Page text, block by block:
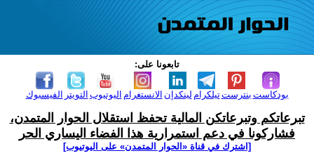
تابعونا على:
الفيسبوك التويتر اليوتيوب الانستغرام لينكدإن تيلكرامبنترست بودكاست
تبرعاتكم وتبرعاتكن المالية تحفظ استقلال الحوار المتمدن،
فشاركونا في دعم استمرارية هذا الفضاء اليساري الحر
[اشترك في قناة ‫«الحوار المتمدن» على اليوتيوب]